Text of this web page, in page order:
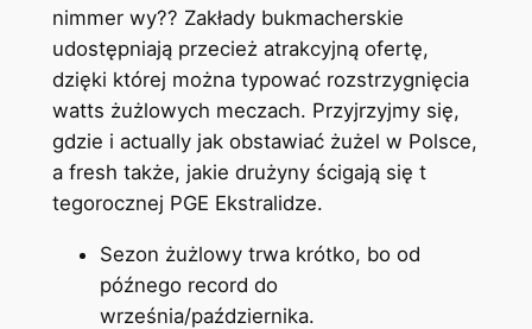
nimmer wy?? Zakłady bukmacherskie
udostępniają przecież atrakcyjną ofertę,
dzięki której można typować rozstrzygnięcia
watts żużlowych meczach. Przyjrzyjmy się,
gdzie i actually jak obstawiać żużel w Polsce,
a fresh także, jakie drużyny ścigają się t
tegorocznej PGE Ekstralidze.
Sezon żużlowy trwa krótko, bo od
późnego record do
września/października.